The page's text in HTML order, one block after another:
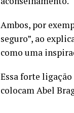
Ambos, por
seguro”, ao
como uma
Essa forte
colocam Abel